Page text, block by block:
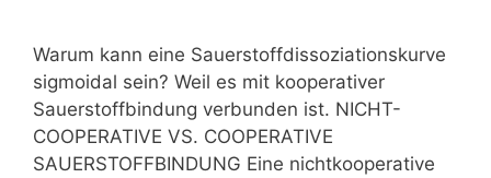
Warum kann eine Sauerstoffdissoziationskurve
sigmoidal sein? Weil es mit kooperativer
Sauerstoffbindung verbunden ist. NICHT-
COOPERATIVE VS. COOPERATIVE
SAUERSTOFFBINDUNG Eine nichtkooperative